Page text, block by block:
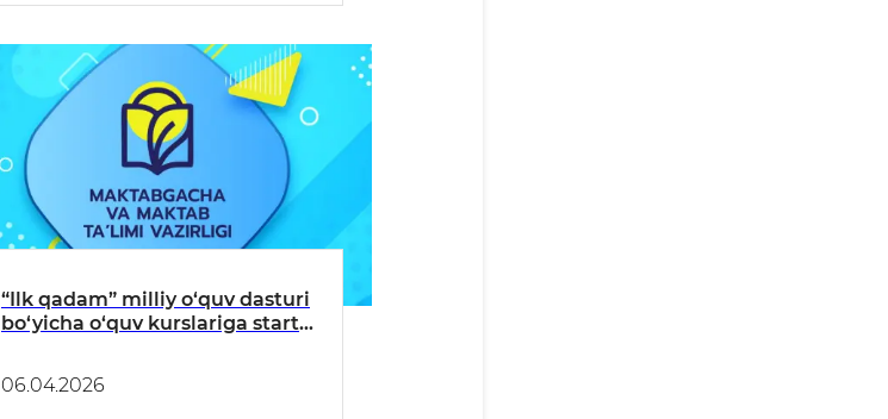
“Ilk qadam” milliy o‘quv dasturi
bo‘yicha o‘quv kurslariga start
06.04.2026